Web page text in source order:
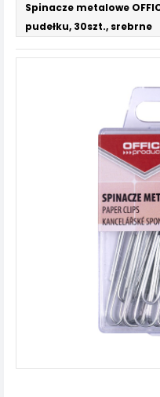
Spinacze metalowe
pudełku, 30szt., srebrne